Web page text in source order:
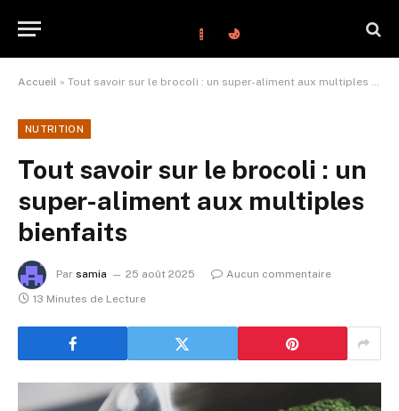
Accueil » Tout savoir sur le brocoli : un super-aliment aux multiples bienfaits
NUTRITION
Tout savoir sur le brocoli : un
super-aliment aux multiples
bienfaits
Par samia 25 août 2025
Aucun commentaire
13 Minutes de Lecture